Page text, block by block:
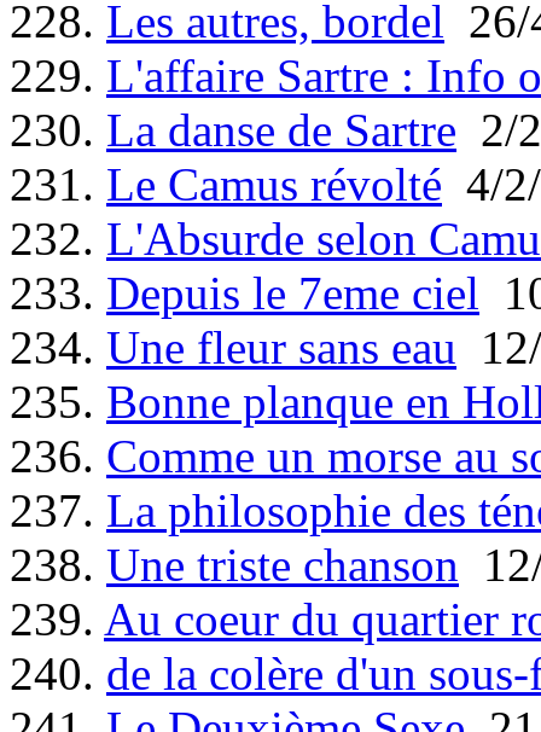
228. Les autres, bordel
229. L'affaire Sartre : Info
230. La danse de Sartre 2/
231. Le Camus révolté 4/
232. L'Absurde selon
233. Depuis le 7eme ciel
234. Une fleur sans eau
235. Bonne planque en
236. Comme un morse au
237. La philosophie des
238. Une triste chanson
239. Au coeur du quartier
240. de la colère d'un